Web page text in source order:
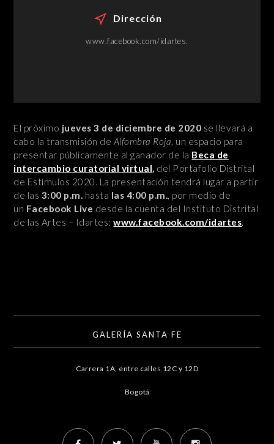
Dirección
www.facebook.com/idartes.
El próximo jueves 3 de diciembre de 2020 se llevará a
cabo la transmisión de Alfombra Roja, un espacio para
presentar públicamente al ganador de la Beca de
intercambio curatorial virtual, del Portafolio Distrital
de Estímulos 2020. La presentación tendrá lugar a partir
de las 3:00 p.m. hasta las 4:00 p.m., por medio de
un Facebook Live desde la cuenta del Instituto Distrital
de las Artes – Idartes:www.facebook.com/idartes.
GALERÍA SANTA FE
Carrera 1A, entre calles 12C y 12D
Bogotá